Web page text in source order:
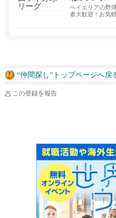
ベイエリアの野
者大歓迎！お気
“仲間探し”トップページへ戻
この登録を報告